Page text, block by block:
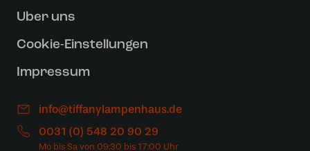
Uber uns
Cookie-Einstellungen
Impressum
info@tiffanylampenhaus.de
0031 (0) 548 20 90 29